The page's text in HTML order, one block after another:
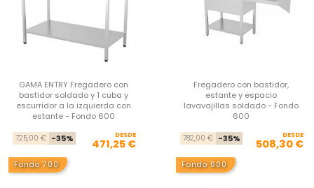
GAMA ENTRY Fregadero con
bastidor soldado y 1 cuba y
escurridor a la izquierda con
estante - Fondo 600
Precio base
725,00 € -35% Precio
DESDE
471,25 €
Fregadero con bastidor,
estante y espacio
lavavajillas soldado - Fondo
600
782,00 € -35% DESDE
508,30 €
Fondo 700 Fondo 600